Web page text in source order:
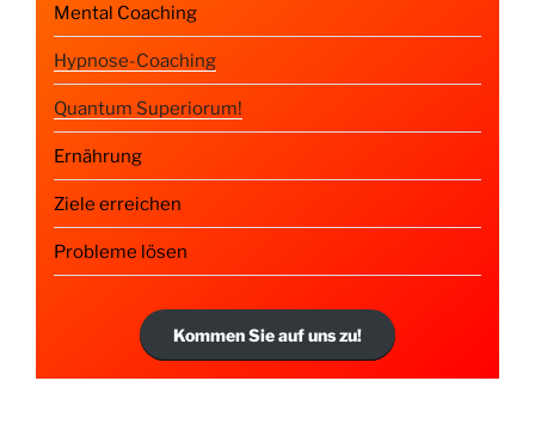
Mental Coaching
Hypnose-Coaching
Quantum Superiorum!
Ernährung
Ziele erreichen
Probleme lösen
Kommen Sie auf uns zu!